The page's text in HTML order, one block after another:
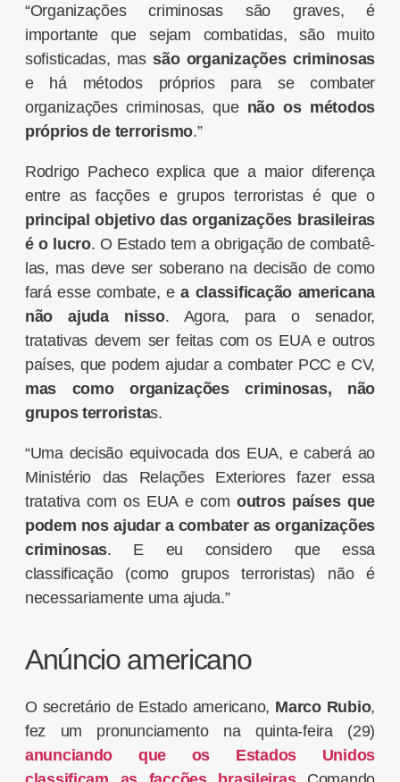
“Organizações criminosas são graves, é
importante que sejam combatidas, são muito
sofisticadas, massão organizações criminosas
e há métodos próprios para se combater
organizações criminosas, que não os métodos
próprios de terrorismo.”
Rodrigo Pacheco explica que a maior diferença
entre as facções e grupos terroristas é que o
principal objetivo das organizações brasileiras
é o lucro. O Estado tem a obrigação de combatê-
las, mas deve ser soberano na decisão de como
fará esse combate, ea classificação americana
não ajuda nisso. Agora, para o senador,
tratativas devem ser feitas com os EUA e outros
países, que podem ajudar a combater PCC e CV,
mas como organizações criminosas, não
grupos terroristas.
“Uma decisão equivocada dos EUA, e caberá ao
Ministério das Relações Exteriores fazer essa
tratativa com os EUA e com outros países que
podem nos ajudar a combater as organizações
criminosas. E eu considero que essa
classificação (como grupos terroristas) não é
necessariamente uma ajuda.”
Anúncio americano
O secretário de Estado americano, Marco Rubio,
fez um pronunciamento na quinta-feira (29)
anunciando que os Estados Unidos